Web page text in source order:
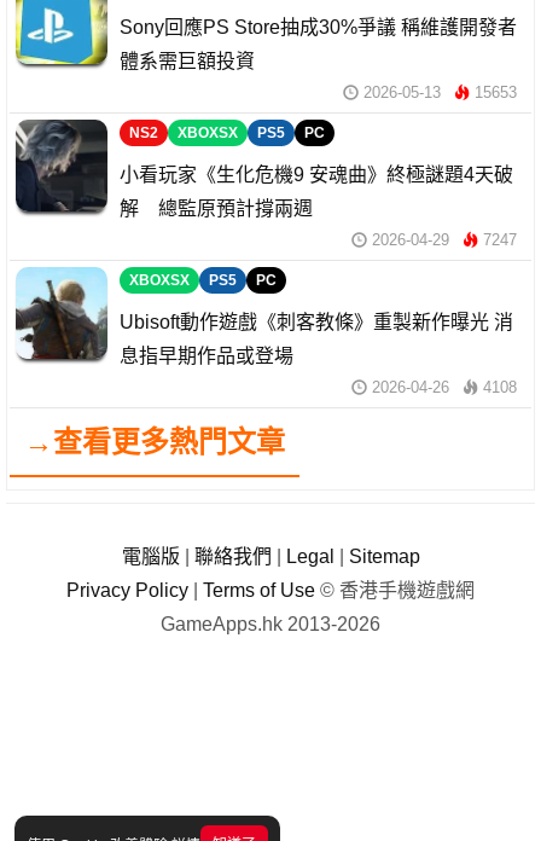
Sony回應PS Store抽成30%爭議 稱維護開發者
體系需巨額投資
2026-05-13 15653
NS2 XBOXSX PS5 PC
小看玩家《生化危機9 安魂曲》終極謎題4天破
解 總監原預計撐兩週
2026-04-29 7247
XBOXSX PS5 PC
Ubisoft動作遊戲《刺客教條》重製新作曝光 消
息指早期作品或登場
2026-04-26 4108
→查看更多熱門文章
電腦版 聯絡我們 Legal
Sitemap
Privacy Policy
Terms of Use © 香港手機遊戲網
GameApps.hk 2013-2026